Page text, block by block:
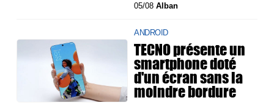
05/08Alban
ANDROID
TECNO présente un
smartphone doté
d'un écran sans la
moindre bordure